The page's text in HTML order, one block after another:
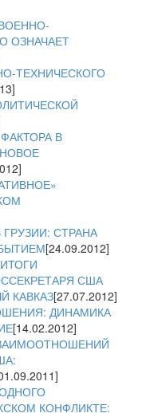
ОЗНАЧАЕТ
ТЕХНИЧЕСКОГО
В
СТРАНА
[24.09.2012]
США
КАВКАЗ[27.07.2012]
ДИНАМИКА
[14.02.2012]
КОНФЛИКТЕ: